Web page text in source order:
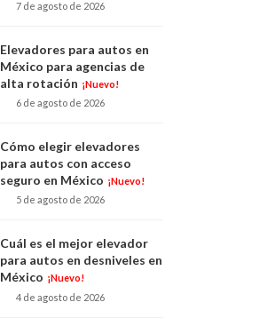
7 de agosto de 2026
Elevadores para autos en
México para agencias de
alta rotación ¡Nuevo!
6 de agosto de 2026
Cómo elegir elevadores
para autos con acceso
seguro en México ¡Nuevo!
5 de agosto de 2026
Cuál es el mejor elevador
para autos en desniveles en
México ¡Nuevo!
4 de agosto de 2026